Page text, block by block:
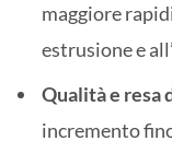
maggiore
estrusione e
Qualità e resa
incremento